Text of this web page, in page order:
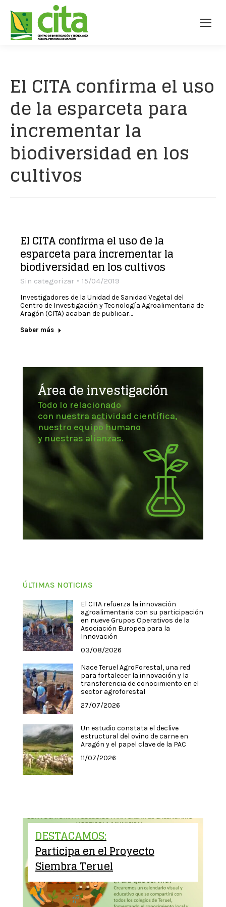
El CITA confirma el uso
de la esparceta para
incrementar la
biodiversidad en los
cultivos
El CITA confirma el uso de la
esparceta para incrementar la
biodiversidad en los cultivos
Sin categorizar 15/04/2019
Investigadores de la Unidad de Sanidad Vegetal del
Centro de Investigación y Tecnología Agroalimentaria de
Aragón (CITA) acaban de publicar…
Saber más
Área de investigación
Todo lo relacionado
con nuestra actividad científica,
nuestro equipo humano
y nuestras alianzas.
ÚLTIMAS NOTICIAS
El CITA refuerza la innovación
agroalimentaria con su participación
en nueve Grupos Operativos de la
Asociación Europea para la
Innovación
03/08/2026
Nace Teruel AgroForestal, una red
para fortalecer la innovación y la
transferencia de conocimiento en el
sector agroforestal
27/07/2026
Un estudio constata el declive
estructural del ovino de carne en
Aragón y el papel clave de la PAC
11/07/2026
DESTACAMOS:
Participa en el Proyecto
Siembra Teruel